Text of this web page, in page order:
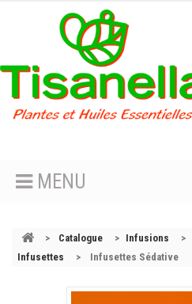
MENU
> Catalogue > Infusions >
Infusettes
> Infusettes Sédative